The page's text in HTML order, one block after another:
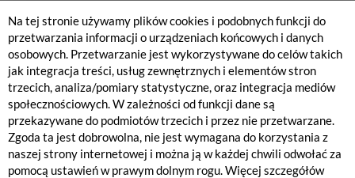
info@fabrykarowerow.com
Reklamacje
sklep@fabrykarowerow.com
Serwis 505 700 393
serwis@fabrykarowerow.com
Bikefitting 451 159 109
fitting@fabrykarowerow.com
Na tej stronie używamy plików cookies i podobnych funkcji do
przetwarzania informacji o urządzeniach końcowych i danych
osobowych. Przetwarzanie jest wykorzystywane do celów takich
jak integracja treści, usług zewnętrznych i elementów stron
trzecich, analiza/pomiary statystyczne, oraz integracja mediów
społecznościowych. W zależności od funkcji dane są
przekazywane do podmiotów trzecich i przez nie przetwarzane.
Zgoda ta jest dobrowolna, nie jest wymagana do korzystania z
naszej strony internetowej i można ją w każdej chwili odwołać za
pomocą ustawień w prawym dolnym rogu. Więcej szczegółów